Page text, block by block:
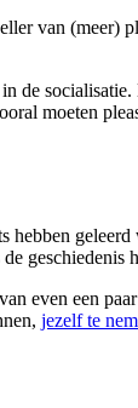
van (meer)
de
moeten
geschiedenis
even een
jezelf te